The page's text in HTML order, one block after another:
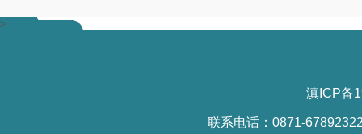
易流转、维护
（四）
焦区委、区政
>
滇ICP备
联系电话：0871-